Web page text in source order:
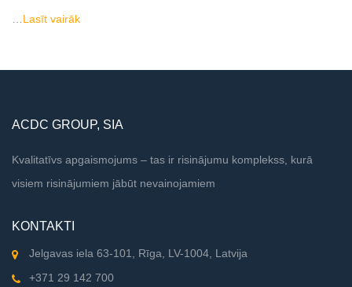
Lasīt vairāk
ACDC GROUP, SIA
Kvalitatīvs apgaismojums – tas ir risinājumu komplekss, kurā
visiem risinājumiem jābūt nevainojamiem
KONTAKTI
Jelgavas iela 63-101, Rīga, LV-1004, Latvija
+371 29 142 700